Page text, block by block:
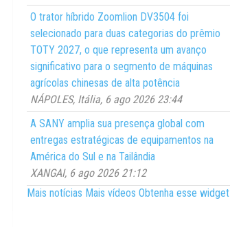
O trator híbrido Zoomlion DV3504 foi
selecionado para duas categorias do prêmio
TOTY 2027, o que representa um avanço
significativo para o segmento de máquinas
agrícolas chinesas de alta potência
NÁPOLES, Itália, 6 ago 2026 23:44
A SANY amplia sua presença global com
entregas estratégicas de equipamentos na
América do Sul e na Tailândia
XANGAI, 6 ago 2026 21:12
Mais notícias Mais vídeos Obtenha esse widget